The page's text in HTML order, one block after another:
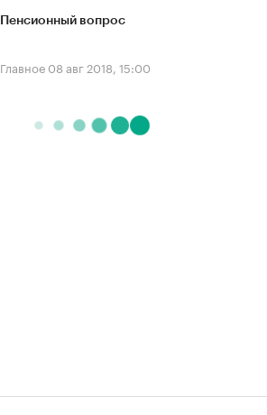
Пенсионный вопрос
Главное 08 авг 2018, 15:00